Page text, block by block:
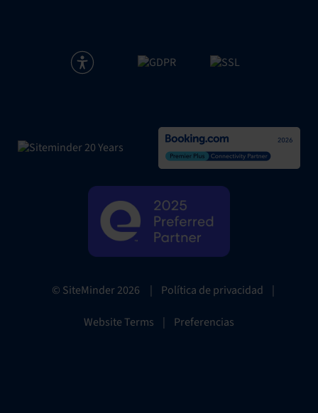
© SiteMinder2026 | Política de privacidad |
Website Terms | Preferencias